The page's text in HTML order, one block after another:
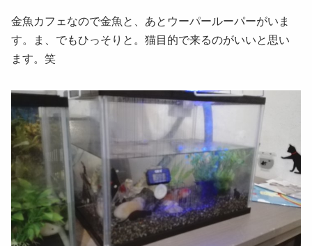
金魚カフェなので金魚と、あとウーパールーパーがいま
す。ま、でもひっそりと。猫目的で来るのがいいと思い
ます。笑